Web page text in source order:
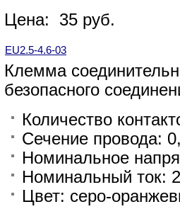
Цена: 35 руб.
EU2.5-4.6-03
Клемма
безопасного
Количество
Сечение провода:
Номинальное
Номинальный ток:
Цвет: серо-